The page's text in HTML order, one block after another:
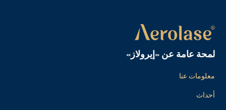
لمحة عامة عن «إيرولاز»
معلومات عنا
أحداث